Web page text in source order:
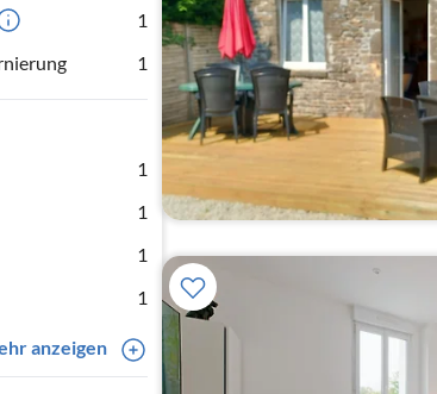
1
1
1
1
1
1
anzeigen